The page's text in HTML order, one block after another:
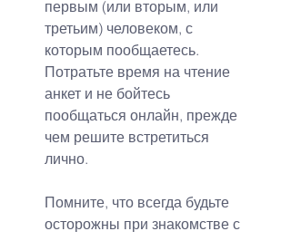
первым (или вторым, или
третьим) человеком, с
которым пообщаетесь.
Потратьте время на чтение
анкет и не бойтесь
пообщаться онлайн, прежде
чем решите встретиться
лично.
Помните, что всегда будьте
осторожны при знакомстве с